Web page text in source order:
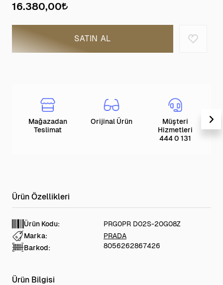
16.380,00
SATIN AL
Mağazadan
Teslimat
Orijinal Ürün
Müşteri
Hizmetleri
444 0 131
Ürün Kodu:
PRG0PR D02S-20G08Z
Marka:
PRADA
Barkod:
8056262867426
Ürün Bilgisi